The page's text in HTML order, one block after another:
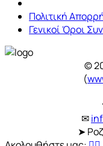
Πολιτική
Γενικοί Όροι
©
(
✉
➤